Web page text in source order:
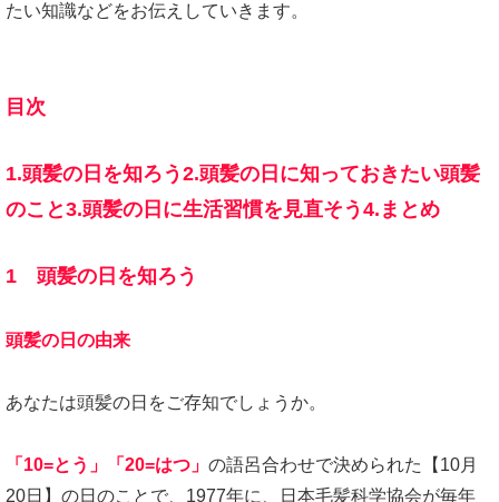
たい知識などをお伝えしていきます。
目次
1.頭髪の日を知ろう 2.頭髪の日に知っておきたい頭髪
のこと3.頭髪の日に生活習慣を見直そう 4.まとめ
1 頭髪の日を知ろう
頭髪の日の由来
あなたは頭髪の日をご存知でしょうか。
「10=とう」「20=はつ」 の語呂合わせで決められた【10月
20日】の日のことで、1977年に、日本毛髪科学協会が毎年